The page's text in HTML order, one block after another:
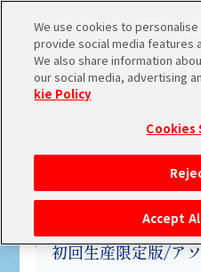
TOP
チケット情報
2022 年4月23日
「THE IDOLM@STER
空は澄み、今
映像商品の
初回生産限定版/ア
We use cookies to
provide social media features
We also share information
our social media, advertising
kie Policy
Cookies
Accept